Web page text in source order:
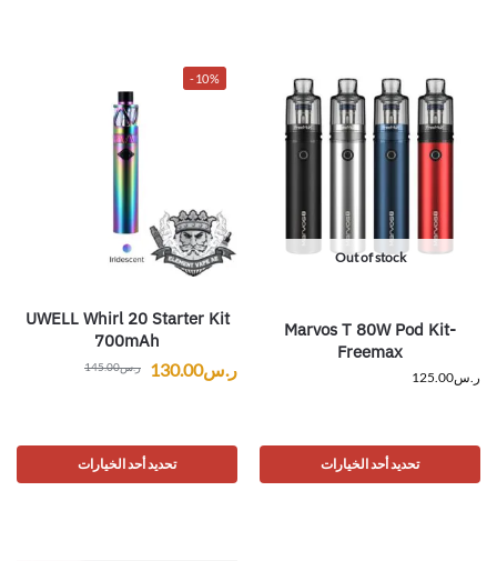
Out of stock
Marvos T 80W Pod Kit-
Freemax
ر.س125.00
تحديد أحد الخيارات
-10%
UWELL Whirl 20 Starter Kit
700mAh
ر.س145.00 ر.س130.00
تحديد أحد الخيارات